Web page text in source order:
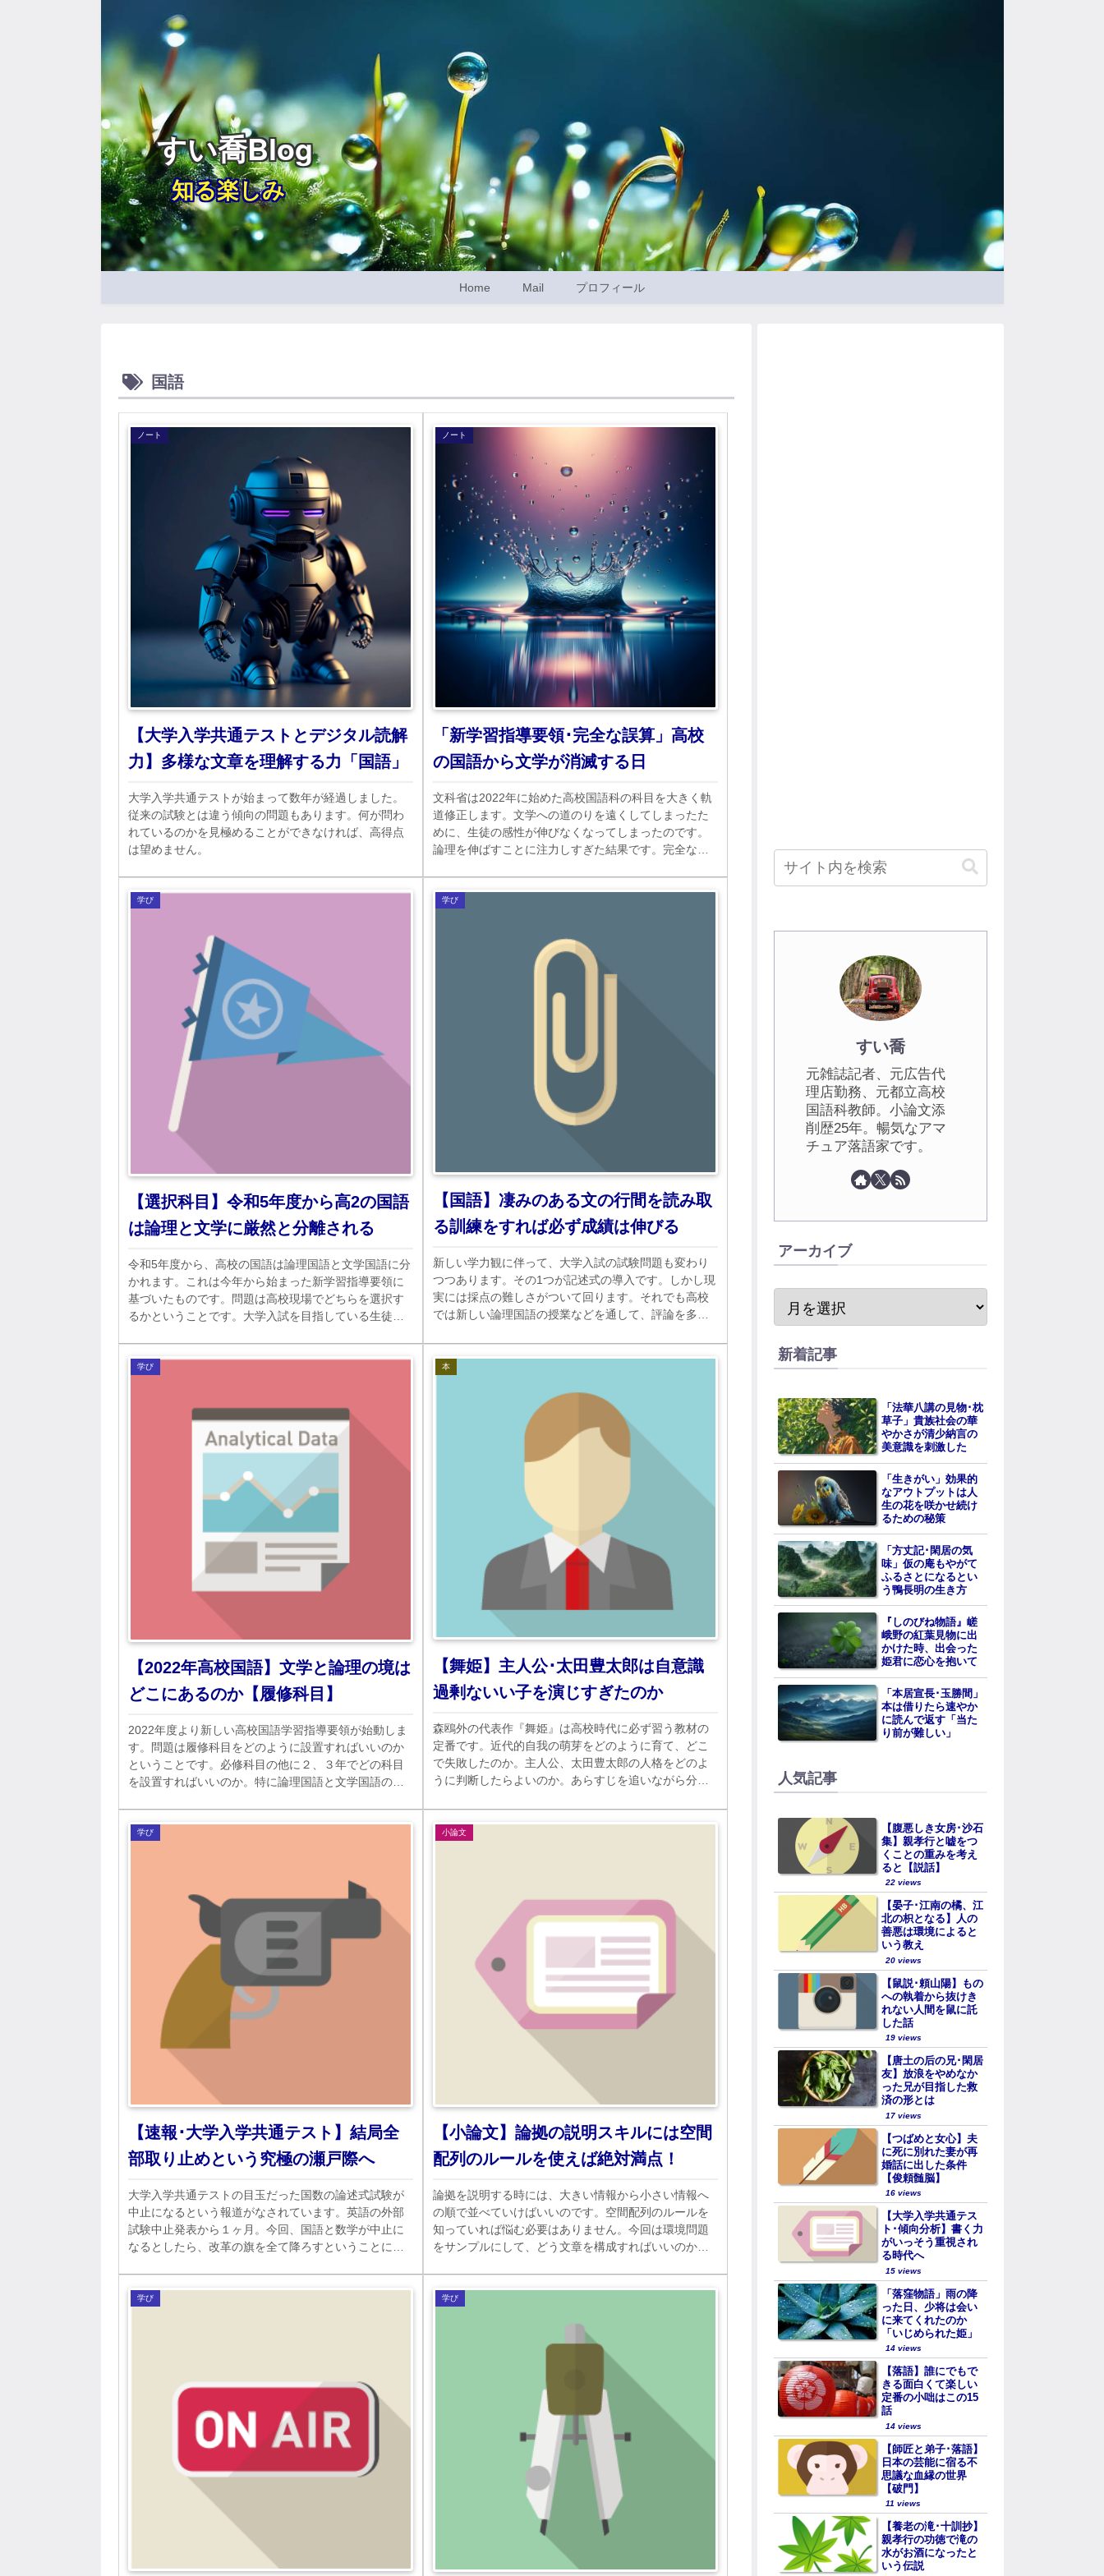
すい喬Blog
知る楽しみ
Home Mail プロフィール
国語
ノート
【大学入学共通テストとデジタル読解
力】多様な文章を理解する力「国語」
大学入学共通テストが始まって数年が経過しました。
従来の試験とは違う傾向の問題もあります。何が問わ
れているのかを見極めることができなければ、高得点
は望めません。
ノート
「新学習指導要領･完全な誤算」高校
の国語から文学が消滅する日
文科省は2022年に始めた高校国語科の科目を大きく軌
道修正します。文学への道のりを遠くしてしまったた
めに、生徒の感性が伸びなくなってしまったのです。
論理を伸ばすことに注力しすぎた結果です。完全な誤
学び
【選択科目】令和5年度から高2の国語
は論理と文学に厳然と分離される
令和5年度から、高校の国語は論理国語と文学国語に分
かれます。これは今年から始まった新学習指導要領に
基づいたものです。問題は高校現場でどちらを選択す
るかということです。大学入試を目指している生徒が
学び
【国語】凄みのある文の行間を読み取
る訓練をすれば必ず成績は伸びる
新しい学力観に伴って、大学入試の試験問題も変わり
つつあります。その1つが記述式の導入です。しかし現
実には採点の難しさがついて回ります。それでも高校
では新しい論理国語の授業などを通して、評論を多読
学び
【2022年高校国語】文学と論理の境は
どこにあるのか【履修科目】
2022年度より新しい高校国語学習指導要領が始動しま
す。問題は履修科目をどのように設置すればいいのか
ということです。必修科目の他に２、３年でどの科目
を設置すればいいのか。特に論理国語と文学国語の関
本
【舞姫】主人公･太田豊太郎は自意識
過剰ないい子を演じすぎたのか
森鴎外の代表作『舞姫』は高校時代に必ず習う教材の
定番です。近代的自我の萌芽をどのように育て、どこ
で失敗したのか。主人公、太田豊太郎の人格をどのよ
うに判断したらよいのか。あらすじを追いながら分析
学び
【速報･大学入学共通テスト】結局全
部取り止めという究極の瀬戸際へ
大学入学共通テストの目玉だった国数の論述式試験が
中止になるという報道がなされています。英語の外部
試験中止発表から１ヶ月。今回、国語と数学が中止に
なるとしたら、改革の旗を全て降ろすということにも
小論文
【小論文】論拠の説明スキルには空間
配列のルールを使えば絶対満点！
論拠を説明する時には、大きい情報から小さい情報へ
の順で並べていけばいいのです。空間配列のルールを
知っていれば悩む必要はありません。今回は環境問題
をサンプルにして、どう文章を構成すればいいのかを
学び 学び
すい喬
元雑誌記者、元広告代
理店勤務、元都立高校
国語科教師。小論文添
削歴25年。暢気なアマ
チュア落語家です。
アーカイブ
新着記事
「法華八講の見物･枕
草子」貴族社会の華
やかさが清少納言の
美意識を刺激した
「生きがい」効果的
なアウトプットは人
生の花を咲かせ続け
るための秘策
「方丈記･閑居の気
味」仮の庵もやがて
ふるさとになるとい
う鴨長明の生き方
『しのびね物語』嵯
峨野の紅葉見物に出
かけた時、出会った
姫君に恋心を抱いて
「本居宣長･玉勝間」
本は借りたら速やか
に読んで返す「当た
り前が難しい」
人気記事
【腹悪しき女房･沙石
集】親孝行と嘘をつ
くことの重みを考え
ると【説話】
22 views
【晏子･江南の橘、江
北の枳となる】人の
善悪は環境によると
いう教え
20 views
【鼠説･頼山陽】もの
への執着から抜けき
れない人間を鼠に託
した話
19 views
【唐土の后の兄･閑居
友】放浪をやめなか
った兄が目指した救
済の形とは
17 views
【つばめと女心】夫
に死に別れた妻が再
婚話に出した条件
【俊頼髄脳】
16 views
【大学入学共通テス
ト･傾向分析】書く力
がいっそう重視され
る時代へ
15 views
「落窪物語」雨の降
った日、少将は会い
に来てくれたのか
「いじめられた姫」
14 views
【落語】誰にでもで
きる面白くて楽しい
定番の小咄はこの15
話
14 views
【師匠と弟子･落語】
日本の芸能に宿る不
思議な血縁の世界
【破門】
11 views
【養老の滝･十訓抄】
親孝行の功徳で滝の
水がお酒になったと
いう伝説